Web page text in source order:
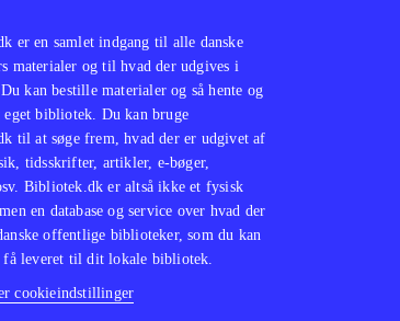
er en samlet indgang til alle danske
materialer og til hvad der udgives i
kan bestille materialer og så hente og
eget bibliotek. Du kan bruge
til at søge frem, hvad der er udgivet af
tidsskrifter, artikler, e-bøger,
Bibliotek.dk er altså ikke et fysisk
en database og service over hvad der
offentlige biblioteker, som du kan
få leveret til dit lokale bibliotek.
cookieindstillinger